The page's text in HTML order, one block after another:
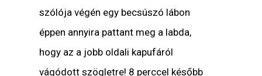
szólója végén egy becsúszó lábon
éppen annyira pattant meg a labda,
hogy az a jobb oldali kapufáról
vágódott szögletre! 8 perccel később